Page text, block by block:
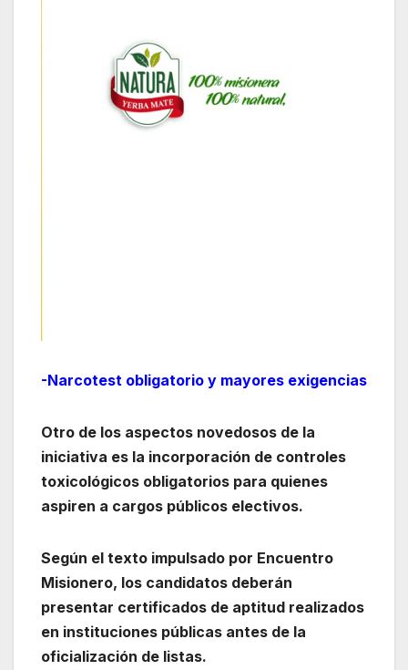
-Narcotest obligatorio y mayores exigencias
Otro de los aspectos novedosos de la
iniciativa es la incorporación de controles
toxicológicos obligatorios para quienes
aspiren a cargos públicos electivos.
Según el texto impulsado por Encuentro
Misionero, los candidatos deberán
presentar certificados de aptitud realizados
en instituciones públicas antes de la
oficialización de listas.